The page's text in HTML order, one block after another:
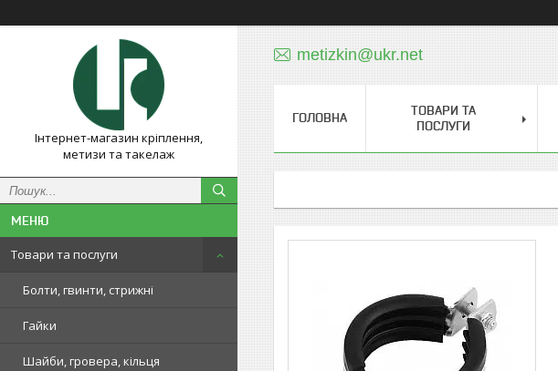
Інтернет-магазин кріплення,
метизи та такелаж
Товари та послуги
Болти, гвинти, стрижні
Гайки
Шайби, гровера, кільця
metizkin@ukr.net
ГОЛОВНА
ТОВАРИ ТА
ПОСЛУГИ